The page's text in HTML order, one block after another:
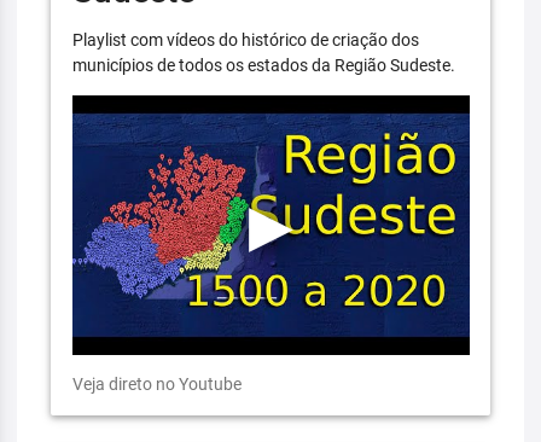
Playlist com vídeos do histórico de criação dos
municípios de todos os estados da Região Sudeste.
Veja direto no Youtube